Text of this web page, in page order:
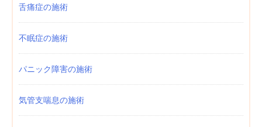
舌痛症の施術
不眠症の施術
パニック障害の施術
気管支喘息の施術